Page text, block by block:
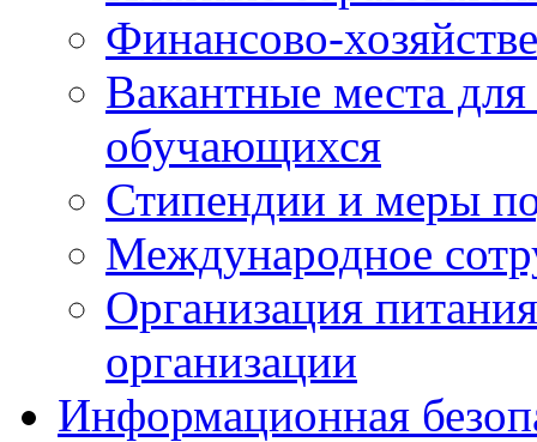
Финансово-
Вакантные места
обучающихся
Стипендии и меры
Международное
Организация
организации
Информационная